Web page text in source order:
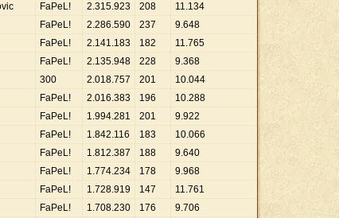
FaPeL! 2.315.923 208 11.134
FaPeL! 2.286.590 237 9.648
FaPeL! 2.141.183 182 11.765
FaPeL! 2.135.948 228 9.368
300 2.018.757 201 10.044
FaPeL! 2.016.383 196 10.288
FaPeL! 1.994.281 201 9.922
FaPeL! 1.842.116 183 10.066
FaPeL! 1.812.387 188 9.640
FaPeL! 1.774.234 178 9.968
FaPeL! 1.728.919 147 11.761
FaPeL! 1.708.230 176 9.706